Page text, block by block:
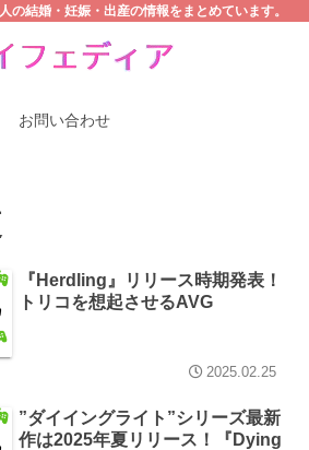
の結婚・妊娠・出産の情報をまとめています。
お問い合わせ
『Herdling』リリース時期発表！
トリコを想起させるAVG
2025.02.25
”ダイイングライト”シリーズ最新
作は2025年夏リリース！『Dying